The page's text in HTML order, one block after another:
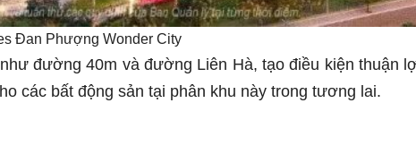
Đan Phượng Wonder City
đường 40m và đường Liên Hà, tạo điều kiện thuận
các bất động sản tại phân khu này trong tương lai.